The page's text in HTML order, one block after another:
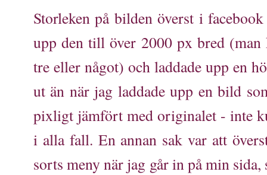
Storleken på bilden överst i
upp den till över 2000 px bred (man
tre eller något) och laddade upp en
ut än när jag laddade upp en bild
pixligt jämfört med originalet - inte
i alla fall. En annan sak var att
sorts meny när jag går in på min